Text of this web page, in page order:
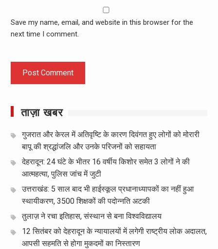
Save my name, email, and website in this browser for the
next time I comment.
ताज़ा खबर
गुजरात और केरल में अतिवृष्टि के कारण दिवंगत हुए लोगों को मोरारी
बापू की श्रद्धांजलि और उनके परिजनों को सहायता
देहरादून: 24 घंटे के भीतर 16 वर्षीय किशोर समेत 3 लोगों ने की
आत्महत्या, पुलिस जांच में जुटी
उत्तराखंड: 5 साल बाद भी हाईस्कूल प्रधानाध्यापकों का नहीं हुआ
स्थायीकरण, 3500 शिक्षकों की पदोन्नति अटकी
तुलाज़ ने रचा इतिहास, संस्थान से बना विश्वविद्यालय
12 सितंबर को देहरादून के न्यायालयों में लगेगी राष्ट्रीय लोक अदालत,
आपसी सहमति से होगा मुकदमों का निस्तारण